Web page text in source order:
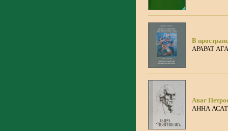
В
АРАРАТ
Аваг
АННА